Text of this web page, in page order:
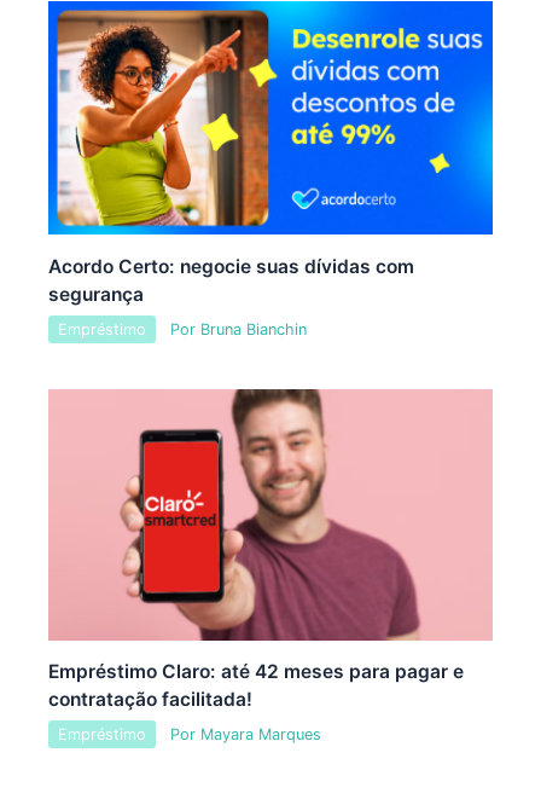
Acordo Certo: negocie suas dívidas com
segurança
Empréstimo Por Bruna Bianchin
Empréstimo Claro: até 42 meses para pagar e
contratação facilitada!
Empréstimo Por Mayara Marques